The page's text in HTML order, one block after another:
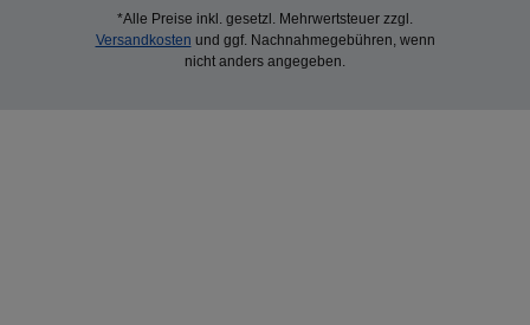
*Alle Preise inkl. gesetzl. Mehrwertsteuer zzgl.
Versandkosten und ggf. Nachnahmegebühren, wenn
nicht anders angegeben.